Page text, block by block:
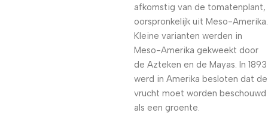
afkomstig van de tomatenplant,
oorspronkelijk uit Meso-Amerika.
Kleine varianten werden in
Meso-Amerika gekweekt door
de Azteken en de Mayas. In 1893
werd in Amerika besloten dat de
vrucht moet worden beschouwd
als een groente.